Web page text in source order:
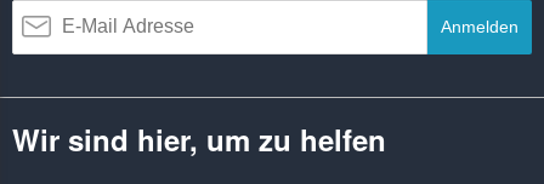
Anmelden
Wir sind hier, um zu helfen